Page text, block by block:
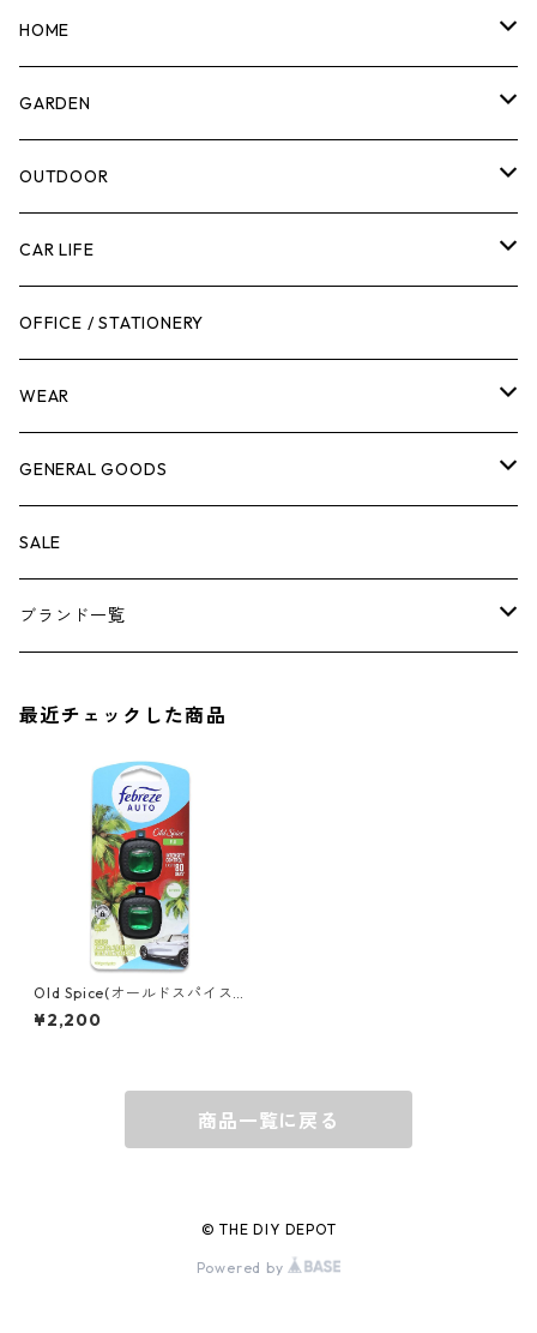
マーカー
計測機器
腰袋・ツールホルスター
工具箱
作業台
脚立
ケミカル
その他
HOME
5ガロンバケツ
キッチン
日用品
ボディケア
GARDEN
剪定ばさみ
ガーデンツール
ガーデンチェア
キャビネット・ツールハンガー
冬季用品
その他
OUTDOOR
スツール
バンジーバンド
ストレージボックス
クーラーボックス
ナイフ
CAR LIFE
メンテナンスグッズ
車内グッズ
車外グッズ
芳香剤
OFFICE / STATIONERY
WEAR
トップス
ボトムス
アンダーウェア
GENERAL GOODS
ウォレット
エアーフレッシュナー
SALE
ブランド一覧
BEHRENS
最近チェックした商品
Old Spice(オールドスパイス)
ファブリーズ カークリップ FI
JI 2個入り (0.14oz/4ml) KF0
¥2,200
商品一覧に戻る
© THE DIY DEPOT
Powered by